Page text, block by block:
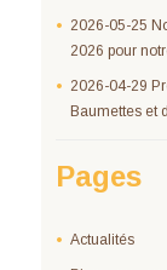
2026-05-25
2026 pour
2026-04-29
Baumettes et
Pages
Actualités